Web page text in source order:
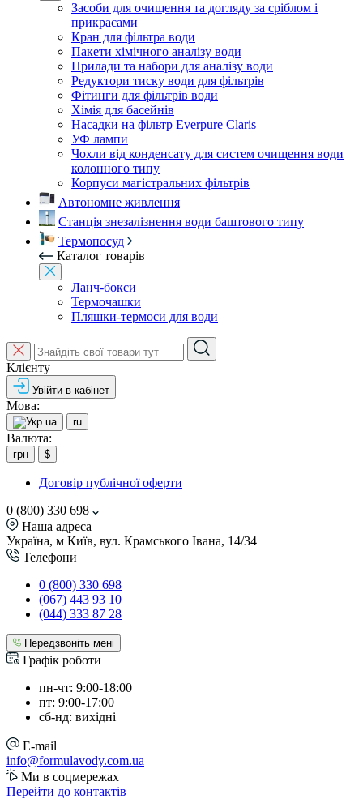
Засоби для очищення та догляду за сріблом і
прикрасами
Кран для фільтра води
Пакети хімічного аналізу води
Прилади та набори для аналізу води
Редуктори тиску води для фільтрів
Фітинги для фільтрів води
Хімія для басейнів
Насадки на фільтр Everpure Claris
УФ лампи
Чохли від конденсату для систем очищення води
колонного типу
Корпуси магістральних фільтрів
Автономне живлення
Станція знезалізнення води баштового типу
Термопосуд
Каталог товарів
Ланч-бокси
Термочашки
Пляшки-термоси для води
Клієнту
Увійти в кабінет
Мова:
ua ru
Валюта:
грн $
Договір публічної оферти
0 (800) 330 698
Наша адреса
Україна, м Київ, вул. Крамського Івана, 14/34
Телефони
0 (800) 330 698
(067) 443 93 10
(044) 333 87 28
Передзвоніть мені
Графік роботи
пн-чт: 9:00-18:00
пт: 9:00-17:00
сб-нд: вихідні
E-mail
info@formulavody.com.ua
Ми в соцмережах
Перейти до контактів